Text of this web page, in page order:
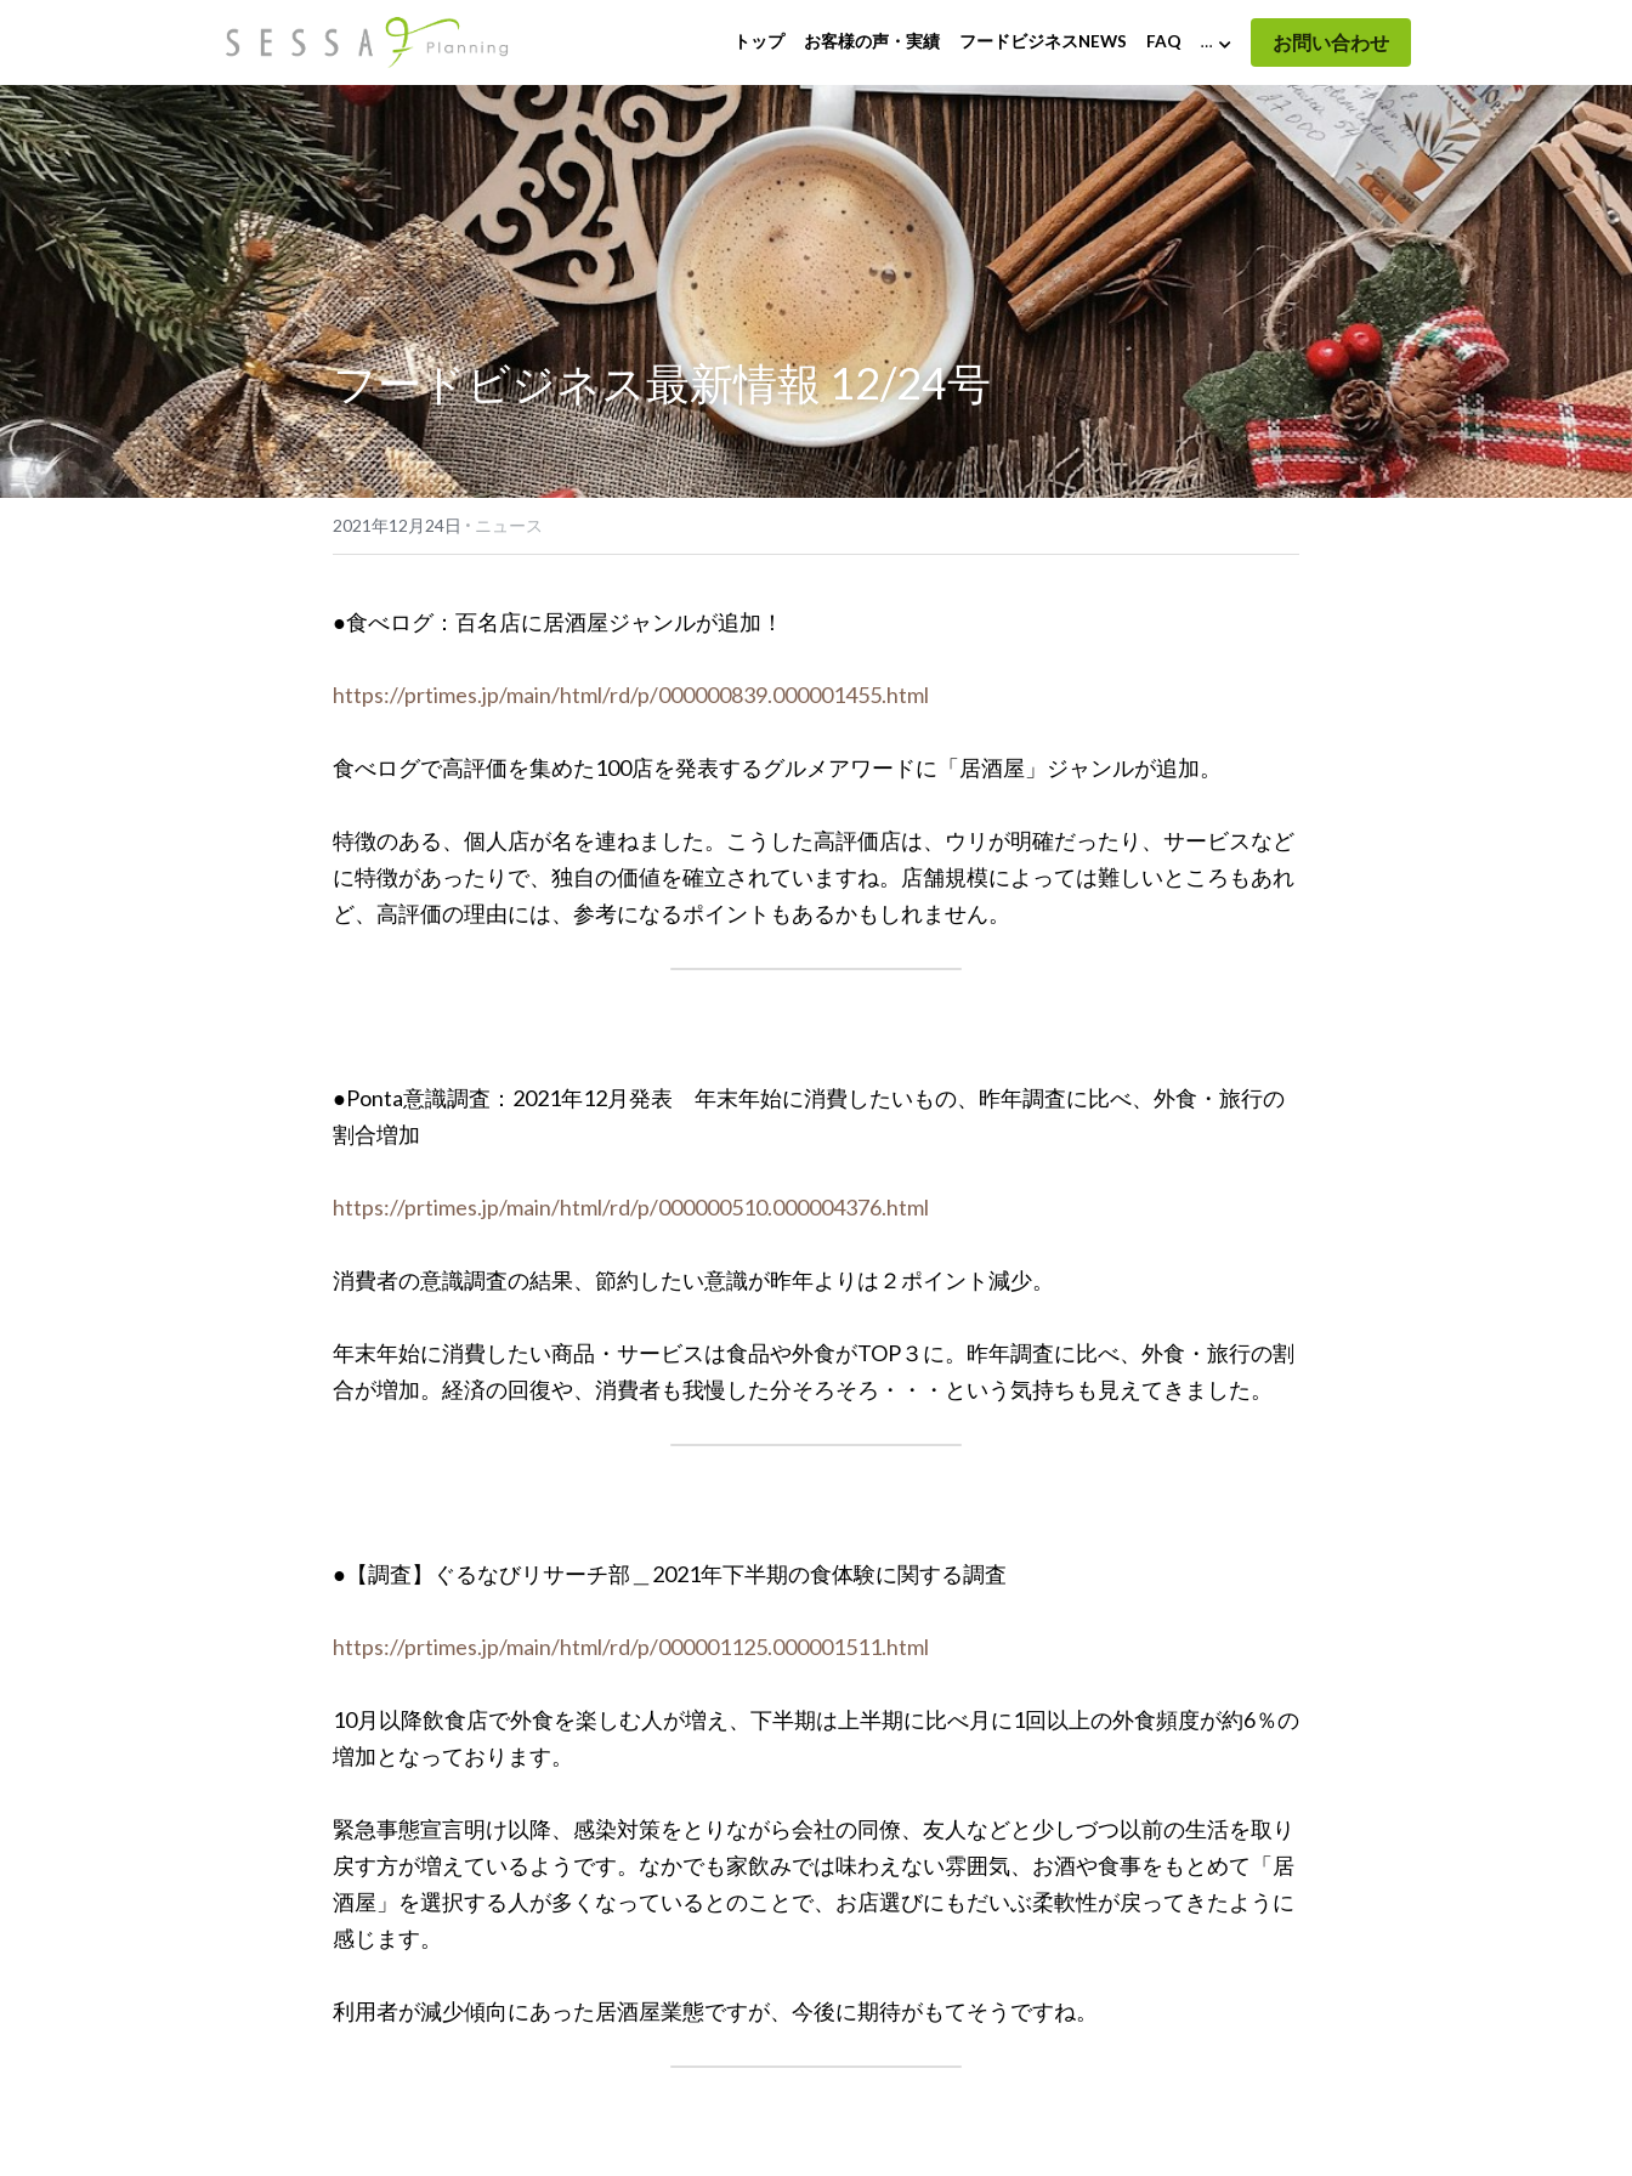
トップ お客様の声・実績 フードビジネスNEWS FAQ … お問い合わせ
フードビジネス最新情報 12/24号
2021年12月24日 · ニュース
●食べログ：百名店に居酒屋ジャンルが追加！
https://prtimes.jp/main/html/rd/p/000000839.000001455.html
食べログで高評価を集めた100店を発表するグルメアワードに「居酒屋」ジャンルが追加。
特徴のある、個人店が名を連ねました。こうした高評価店は、ウリが明確だったり、サービスなど
に特徴があったりで、独自の価値を確立されていますね。店舗規模によっては難しいところもあれ
ど、高評価の理由には、参考になるポイントもあるかもしれません。
●Ponta意識調査：2021年12月発表　年末年始に消費したいもの、昨年調査に比べ、外食・旅行の
割合増加
https://prtimes.jp/main/html/rd/p/000000510.000004376.html
消費者の意識調査の結果、節約したい意識が昨年よりは２ポイント減少。
年末年始に消費したい商品・サービスは食品や外食がTOP３に。昨年調査に比べ、外食・旅行の割
合が増加。経済の回復や、消費者も我慢した分そろそろ・・・という気持ちも見えてきました。
●【調査】ぐるなびリサーチ部＿2021年下半期の食体験に関する調査
https://prtimes.jp/main/html/rd/p/000001125.000001511.html
10月以降飲食店で外食を楽しむ人が増え、下半期は上半期に比べ月に1回以上の外食頻度が約6％の
増加となっております。
緊急事態宣言明け以降、感染対策をとりながら会社の同僚、友人などと少しづつ以前の生活を取り
戻す方が増えているようです。なかでも家飲みでは味わえない雰囲気、お酒や食事をもとめて「居
酒屋」を選択する人が多くなっているとのことで、お店選びにもだいぶ柔軟性が戻ってきたように
感じます。
利用者が減少傾向にあった居酒屋業態ですが、今後に期待がもてそうですね。